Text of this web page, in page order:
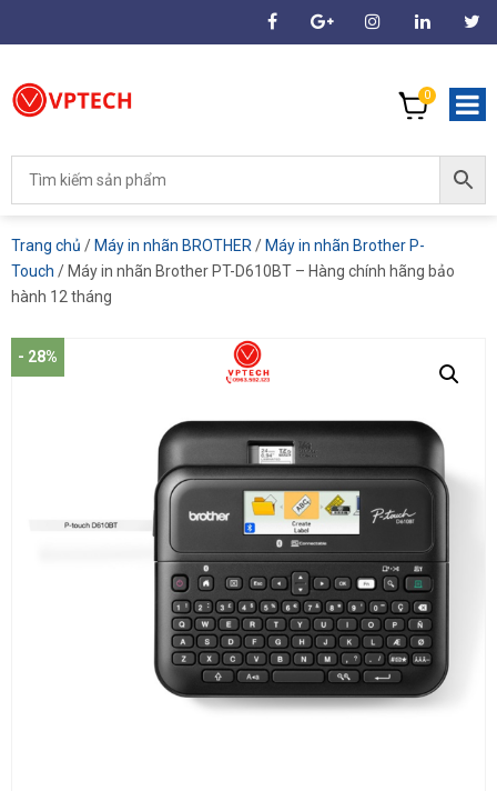
0
Trang chủ / Máy in nhãn BROTHER / Máy in nhãn Brother P-
Touch / Máy in nhãn Brother PT-D610BT – Hàng chính hãng bảo
hành 12 tháng
- 28%